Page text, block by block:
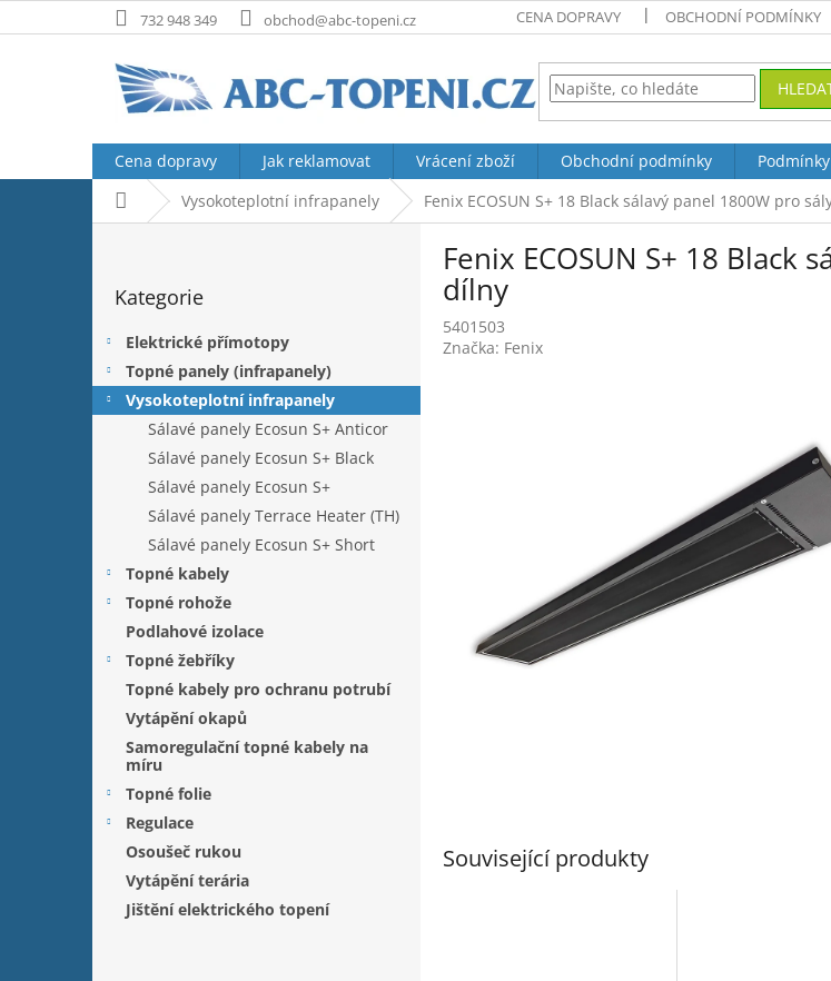
na
732 948 349 obchod@abc-topeni.cz CENA DOPRAVY OBCHODNÍ PODMÍNKY
Cena dopravy Jak reklamovat Vrácení zboží Obchodní podmínky
Domů Vysokoteplotní infrapanely Fenix ECOSUN S+ 18 Black sálavý panel 1800W pro
n
kategorie
Kategorie
Elektrické přímotopy
Topné panely (infrapanely)
Vysokoteplotní infrapanely
Sálavé panely Ecosun S+ Anticor
Sálavé panely Ecosun S+ Black
Sálavé panely Ecosun S+
Sálavé panely Terrace Heater (TH)
Sálavé panely Ecosun S+ Short
Topné kabely
Topné rohože
Podlahové izolace
Topné žebříky
Topné kabely pro ochranu potrubí
Vytápění okapů
Samoregulační topné kabely na
míru
Topné folie
Regulace
Osoušeč rukou
Vytápění terária
Jištění elektrického topení
Fenix ECOSUN S+ 18 Black
dílny
5401503
Značka: Fenix
Související produkty